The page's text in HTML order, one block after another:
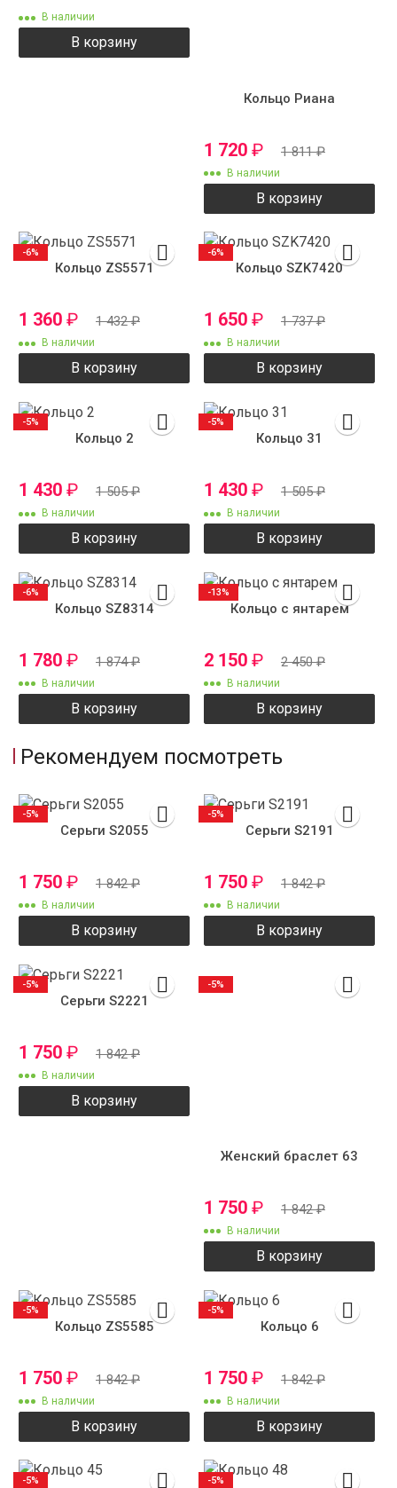
В наличии
В корзину
Кольцо Риана
1 720 ₽ 1 811₽
В наличии
В корзину
Кольцо ZS5571
1 360 ₽ 1 432₽
В наличии
В корзину
-6%
Кольцо SZK7420
1 650 ₽ 1 737₽
В наличии
В корзину
-6%
Кольцо 2
1 430 ₽ 1 505₽
В наличии
В корзину
-5%
Кольцо 31
1 430 ₽ 1 505₽
В наличии
В корзину
-5%
Кольцо SZ8314
1 780 ₽ 1 874₽
В наличии
В корзину
-6%
Кольцо с янтарем
2 150 ₽ 2 450₽
В наличии
В корзину
-13%
Рекомендуем посмотреть
Серьги S2055
1 750 ₽ 1 842₽
В наличии
В корзину
-5%
Серьги S2191
1 750 ₽ 1 842₽
В наличии
В корзину
-5%
Серьги S2221
1 750 ₽ 1 842₽
В наличии
В корзину
-5%
Женский браслет 63
1 750 ₽ 1 842₽
В наличии
В корзину
-5%
Кольцо ZS5585
1 750 ₽ 1 842₽
В наличии
В корзину
-5%
Кольцо 6
1 750 ₽ 1 842₽
В наличии
В корзину
-5%
-5% -5%